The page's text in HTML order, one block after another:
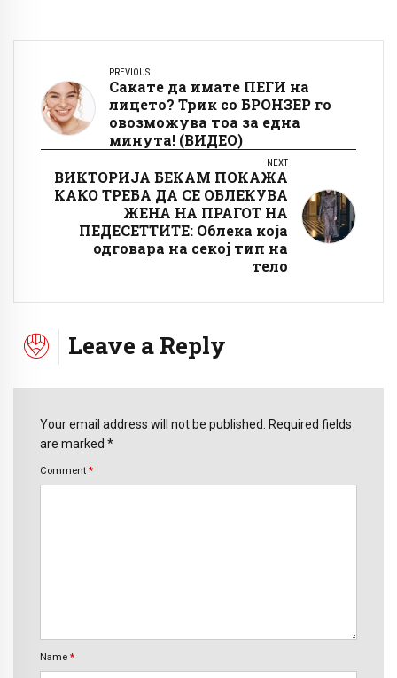
PREVIOUS
Сакате да имате ПЕГИ на
лицето? Трик со БРОНЗЕР го
овозможува тоа за една
минута! (ВИДЕО)
NEXT
ВИКТОРИЈА БЕКАМ ПОКАЖА
КАКО ТРЕБА ДА СЕ ОБЛЕКУВА
ЖЕНА НА ПРАГОТ НА
ПЕДЕСЕТТИТЕ: Облека која
одговара на секој тип на
тело
Leave a Reply
Your email address will not be published. Required fields
are marked *
Comment *
Name *